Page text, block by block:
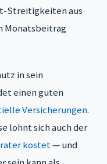
Streitigkeiten aus
Monatsbeitrag
in sein
einen guten
Versicherungen.
lohnt sich auch der
kostet— und